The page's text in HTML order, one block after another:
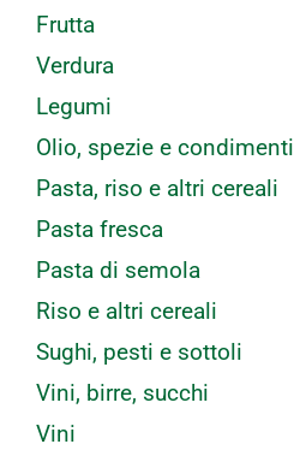
Frutta
Verdura
Legumi
Olio, spezie e condimenti
Pasta, riso e altri cereali
Pasta fresca
Pasta di semola
Riso e altri cereali
Sughi, pesti e sottoli
Vini, birre, succhi
Vini